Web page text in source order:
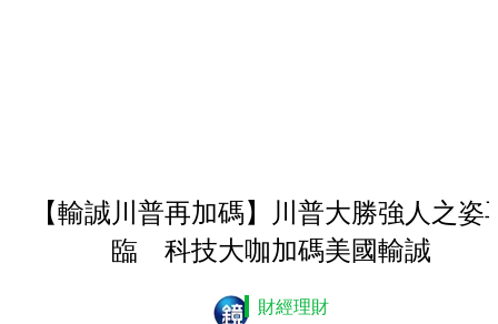
【輸誠川普再加碼】川普大勝強人之姿
臨 科技大咖加碼美國輸誠
財經理財